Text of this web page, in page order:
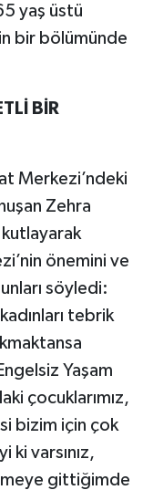
yaş üstü
bir bölümünde
BİR
Merkezi’ndeki
Zehra
kutlayarak
önemini ve
söyledi:
tebrik
Yaşam
çocuklarımız,
bizim için çok
ki varsınız,
gittiğimde